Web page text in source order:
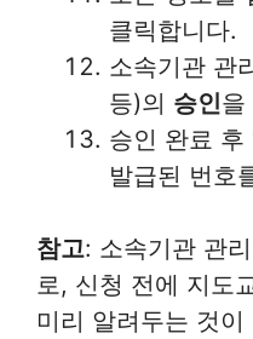
클릭합니다.
소속기관 관
등)의 승인을
승인 완료 후
발급된 번호
참고: 소속기관 관
로, 신청 전에 지도
미리 알려두는 것이